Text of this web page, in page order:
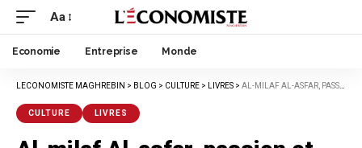
Aa
Economie Entreprise Monde
LECONOMISTE MAGHREBIN > BLOG > CULTURE > LIVRES > AL-MILAF AL-ASFAR, PASSION ET DÉMENCE VALSENT ENSEMBLE
CULTURE LIVRES